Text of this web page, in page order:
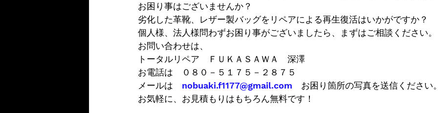
お困り事はございませんか？
劣化した革靴、レザー製バッグをリペアによる再生復活はいかがですか？
個人様、法人様問わずお困り事がございましたら、まずはご相談ください。
お問い合わせは、
トータルリペア　ＦＵＫＡＳＡＷＡ　深澤
お電話は　０８０－５１７５－２８７５
メールは nobuaki.f1177@gmail.com お困り箇所の写真を送信ください
お気軽に、お見積もりはもちろん無料です！